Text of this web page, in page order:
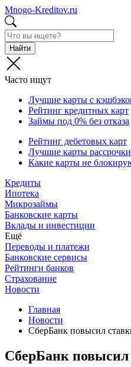
Mnogo-Kreditov.ru
Найти
Часто ищут
Лучшие карты с
Рейтинг кредитных карт
Займы под 0% без отказа
Рейтинг дебетовых карт
Лучшие карты рассрочки
Какие карты не
Кредиты
Ипотека
Микрозаймы
Банковские карты
Вклады и инвестиции
Ещё
Переводы и платежи
Банковские сервисы
Рейтинги банков
Страхование
Новости
Главная
Новости
СберБанк повысил
СберБанк повысил